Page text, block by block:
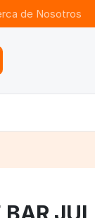
de Nosotros